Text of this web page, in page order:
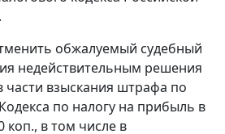
обжалуемый судебный
недействительным решения
части взыскания штрафа по
Кодекса по налогу на прибыль в
коп., в том числе в